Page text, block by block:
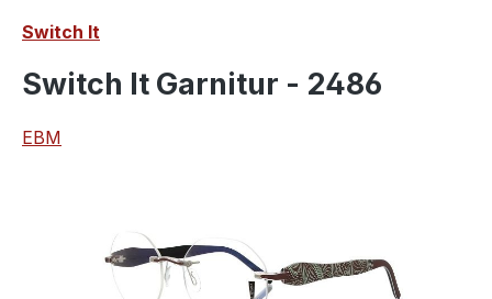
Switch It
Switch It Garnitur - 2486
EBM